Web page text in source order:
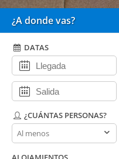
¿A donde vas?
DATAS
¿CUÁNTAS PERSONAS?
¿Cuántas
personas?